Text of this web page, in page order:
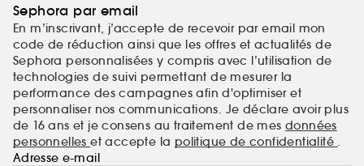
Sephora par email
En m’inscrivant, j’accepte de recevoir par email mon
code de réduction ainsi que les offres et actualités de
Sephora personnalisées y compris avec l’utilisation de
technologies de suivi permettant de mesurer la
performance des campagnes afin d'optimiser et
personnaliser nos communications. Je déclare avoir plus
de 16 ans et je consens au traitement de mes données
personnelleset accepte la politique de confidentialité .
Adresse e-mail